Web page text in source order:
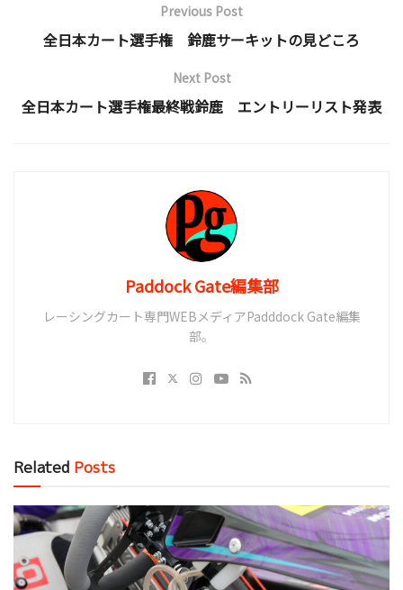
Previous Post
全日本カート選手権 鈴鹿サーキットの見どころ
Next Post
全日本カート選手権最終戦鈴鹿 エントリーリスト発表
Paddock Gate編集部
レーシングカート専門WEBメディアPadddock Gate編集
部。
Related Posts